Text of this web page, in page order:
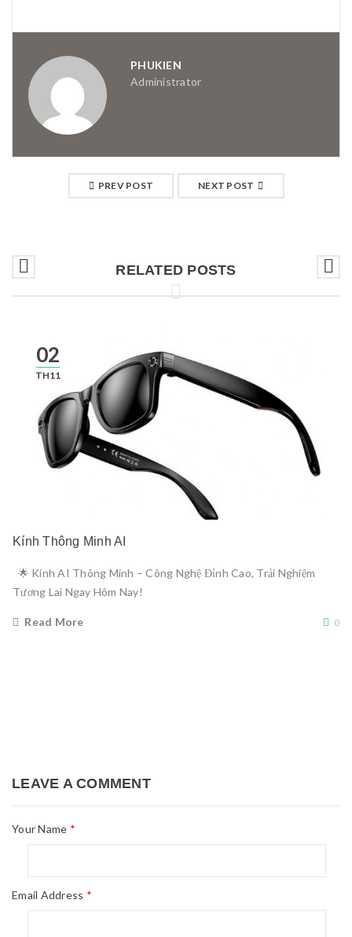
PHUKIEN
Administrator
PREV POST NEXT POST
RELATED POSTS
02
TH11
Kính Thông Minh AI
🌟 Kính AI Thông Minh – Công Nghệ Đỉnh Cao, Trải Nghiệm
Tương Lai Ngay Hôm Nay!
Read More 0
LEAVE A COMMENT
Your Name *
Email Address *